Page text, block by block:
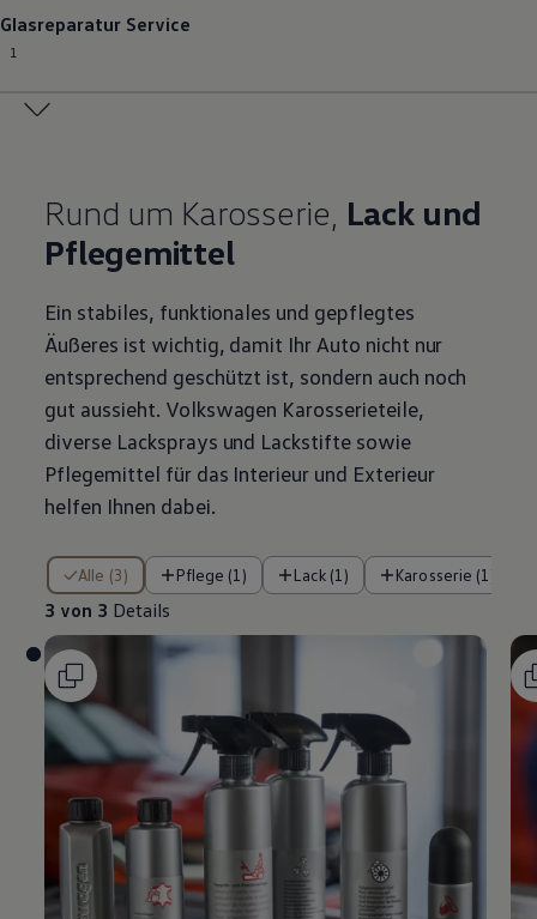
Glasreparatur Service
1
Rund um Karosserie, Lack und
Pflegemittel
Ein stabiles, funktionales und gepflegtes
Äußeres ist wichtig, damit Ihr Auto nicht nur
entsprechend geschützt ist, sondern auch noch
gut aussieht. Volkswagen Karosserieteile,
diverse Lacksprays und Lackstifte sowie
Pflegemittel für das Interieur und Exterieur
helfen Ihnen dabei.
Alle (3) Pflege (1) Lack (1) Karosserie (1)
3 von 3 Details
3 von 3 Details